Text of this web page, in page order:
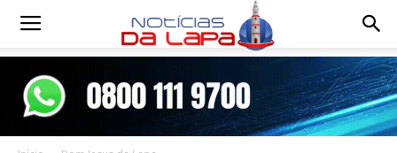
Notícias